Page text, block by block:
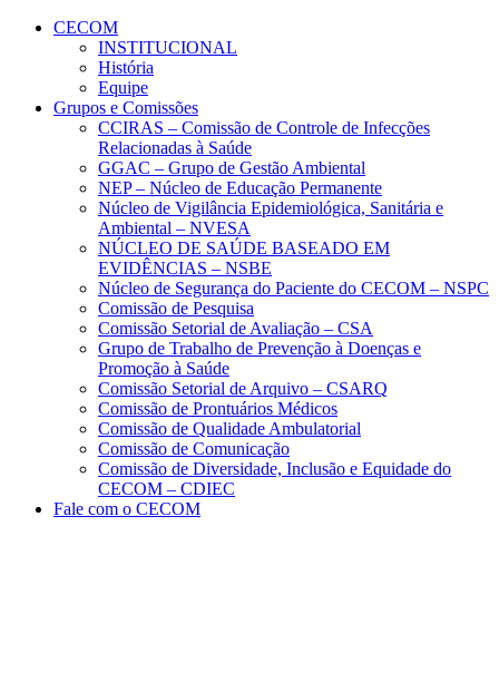
Conteúdo principal
CECOM
INSTITUCIONAL
História
Equipe
Grupos e Comissões
CCIRAS – Comissão de Controle de Infecções
Relacionadas à Saúde
GGAC – Grupo de Gestão Ambiental
NEP – Núcleo de Educação Permanente
Núcleo de Vigilância Epidemiológica, Sanitária e
Ambiental – NVESA
NÚCLEO DE SAÚDE BASEADO EM
EVIDÊNCIAS – NSBE
Núcleo de Segurança do Paciente do CECOM – NSPC
Comissão de Pesquisa
Comissão Setorial de Avaliação – CSA
Grupo de Trabalho de Prevenção à Doenças e
Promoção à Saúde
Comissão Setorial de Arquivo – CSARQ
Comissão de Prontuários Médicos
Comissão de Qualidade Ambulatorial
Comissão de Comunicação
Comissão de Diversidade, Inclusão e Equidade do
CECOM – CDIEC
Fale com o CECOM